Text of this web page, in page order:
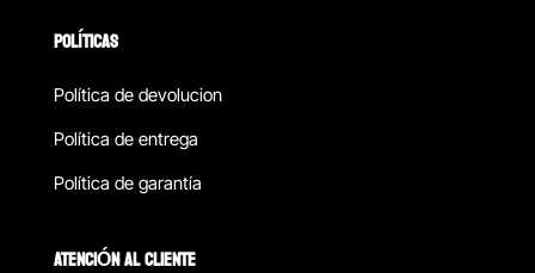
POLÍTICAS
Política de devolucion
Política de entrega
Política de garantía
ATENCIÓN AL CLIENTE